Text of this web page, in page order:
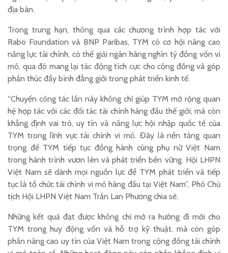
địa bàn.
Trong trung hạn, thông qua các chương trình hợp tác với
Rabo Foundation và BNP Paribas, TYM có cơ hội nâng cao
năng lực tài chính, có thể giải ngân hàng nghìn tỷ đồng vốn vi
mô, qua đó mang lại tác động tích cực cho cộng đồng và góp
phần thúc đẩy bình đẳng giới trong phát triển kinh tế.
“Chuyến công tác lần này không chỉ giúp TYM mở rộng quan
hệ hợp tác với các đối tác tài chính hàng đầu thế giới, mà còn
khẳng định vai trò, uy tín và năng lực hội nhập quốc tế của
TYM trong lĩnh vực tài chính vi mô. Đây là nền tảng quan
trọng để TYM tiếp tục đồng hành cùng phụ nữ Việt Nam
trong hành trình vươn lên và phát triển bền vững. Hội LHPN
Việt Nam sẽ dành mọi nguồn lực để TYM phát triển và tiếp
tục là tổ chức tài chính vi mô hàng đầu tại Việt Nam”, Phó Chủ
tịch Hội LHPN Việt Nam Trần Lan Phương chia sẻ.
Những kết quả đạt được không chỉ mở ra hướng đi mới cho
TYM trong huy động vốn và hỗ trợ kỹ thuật, mà còn góp
phần nâng cao uy tín của Việt Nam trong cộng đồng tài chính